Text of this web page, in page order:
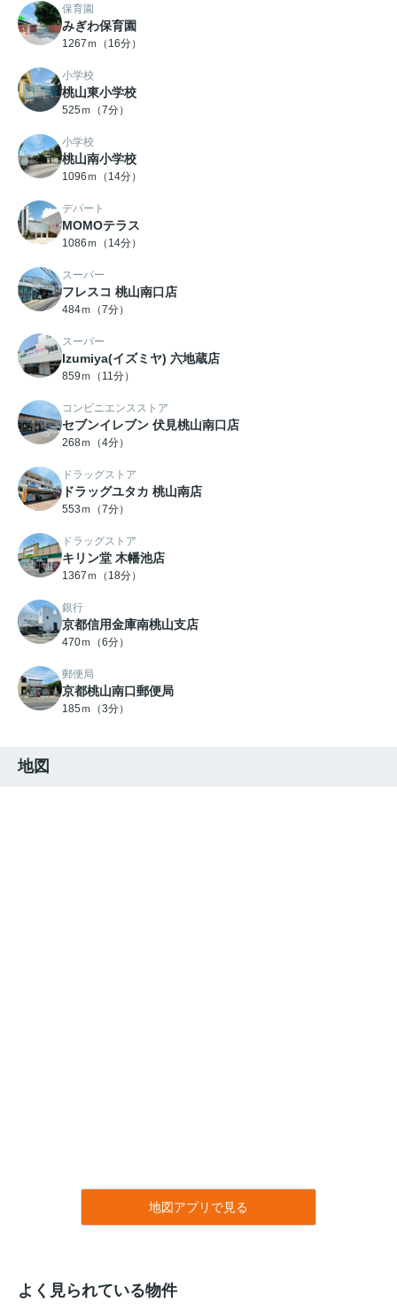
保育園
みぎわ保育園
1267ｍ（16分）
小学校
桃山東小学校
525ｍ（7分）
小学校
桃山南小学校
1096ｍ（14分）
デパート
MOMOテラス
1086ｍ（14分）
スーパー
フレスコ 桃山南口店
484ｍ（7分）
スーパー
Izumiya(イズミヤ) 六地蔵店
859ｍ（11分）
コンビニエンスストア
セブンイレブン 伏見桃山南口店
268ｍ（4分）
ドラッグストア
ドラッグユタカ 桃山南店
553ｍ（7分）
ドラッグストア
キリン堂 木幡池店
1367ｍ（18分）
銀行
京都信用金庫南桃山支店
470ｍ（6分）
郵便局
京都桃山南口郵便局
185ｍ（3分）
地図
地図アプリで見る
よく見られている物件